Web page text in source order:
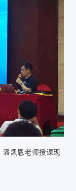
潘凯恩老师授课现